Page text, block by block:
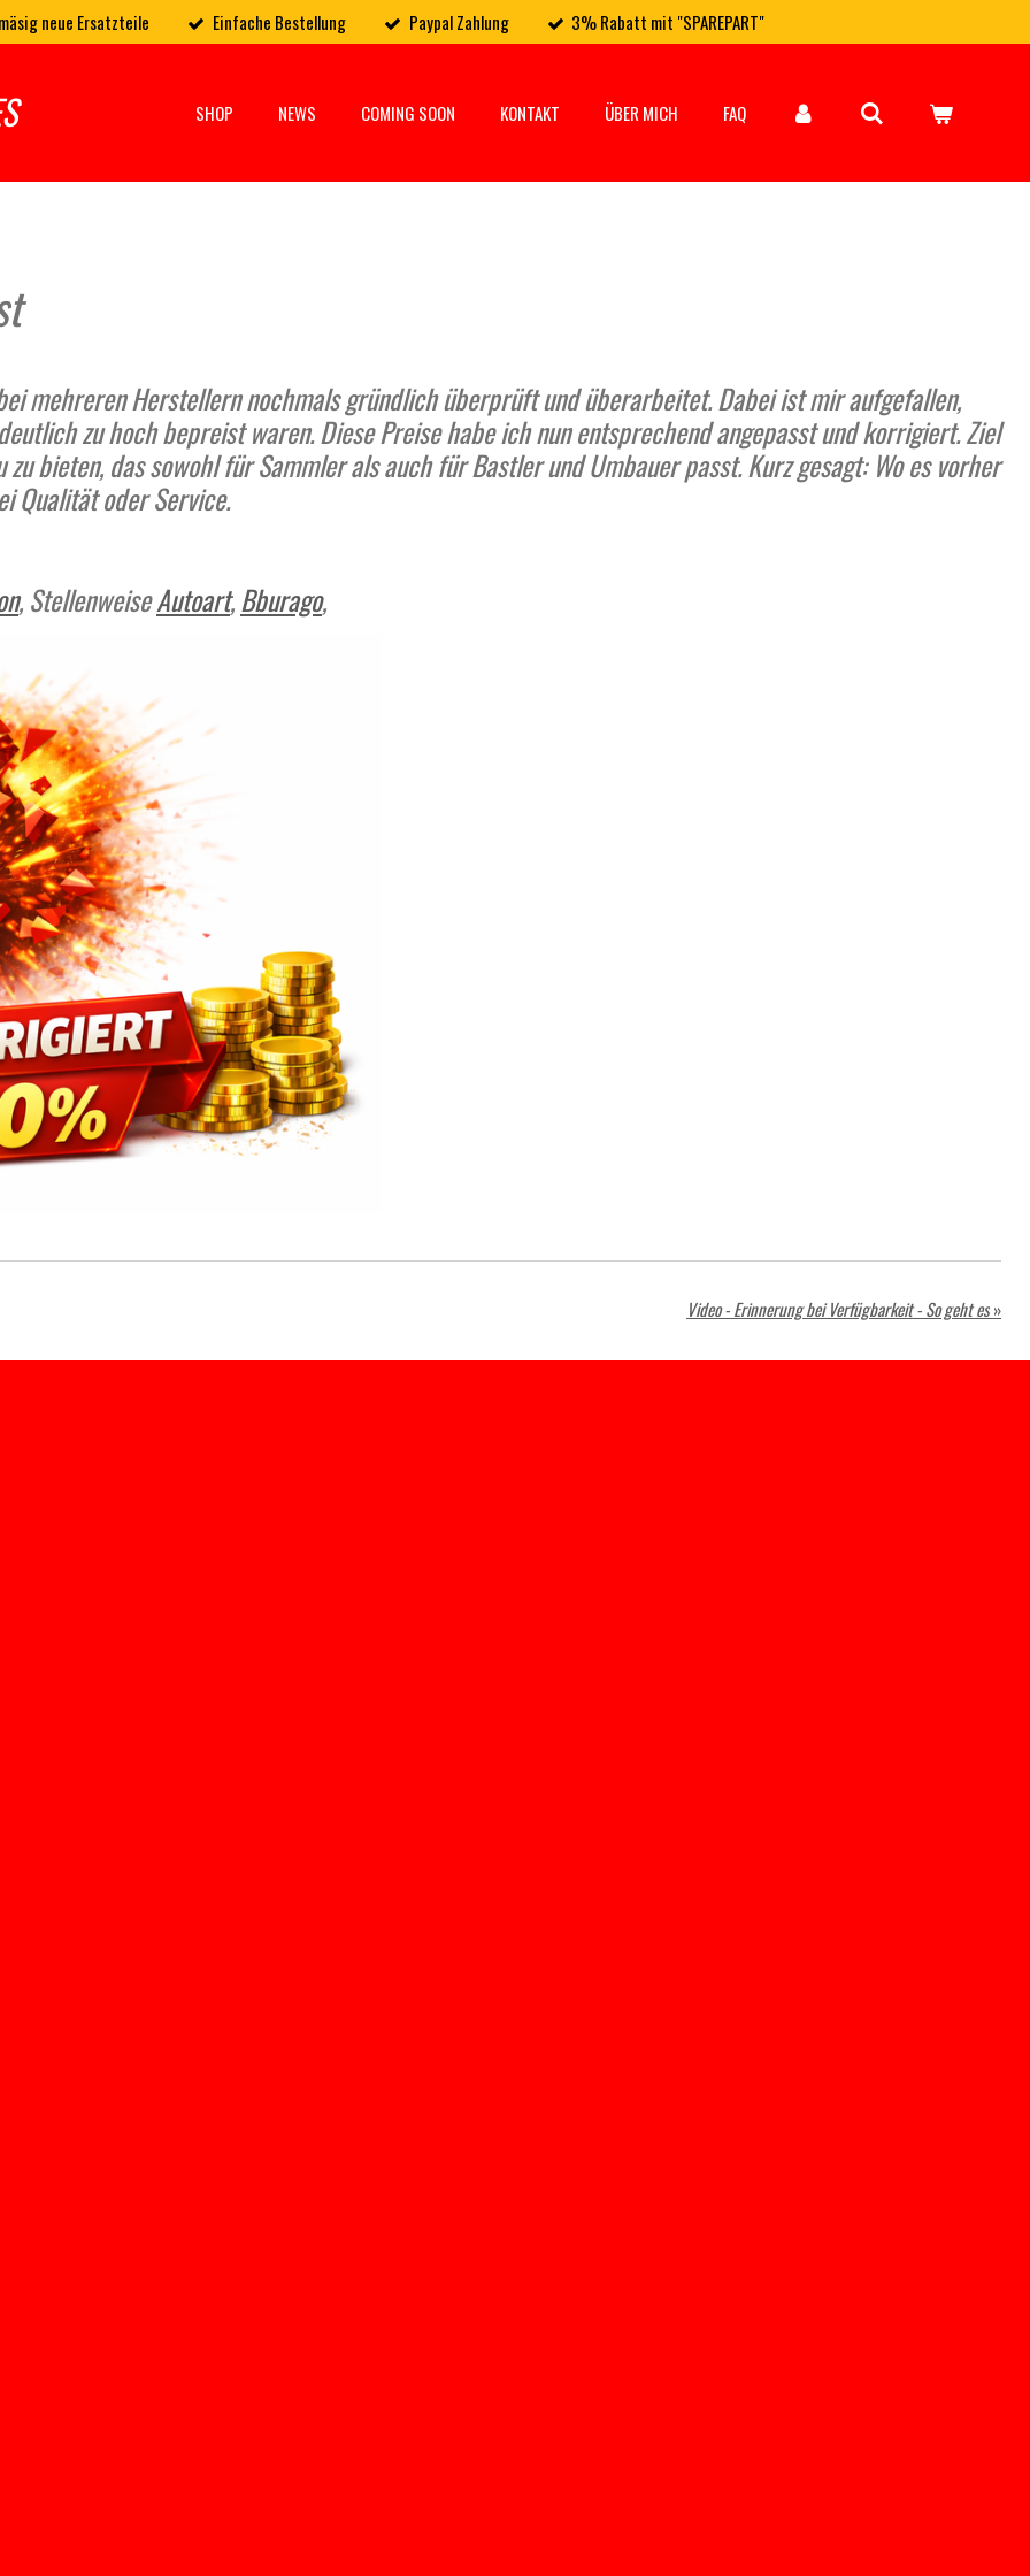
neue Ersatzteile Einfache Bestellung Paypal Zahlung 3% Rabatt mit "SPAREPART"
SHOP NEWS COMING SOON KONTAKT ÜBER MICH FAQ
mehreren Herstellern nochmals gründlich überprüft und überarbeitet. Dabei ist mir aufgefallen,
zu hoch bepreist waren. Diese Preise habe ich nun entsprechend angepasst und korrigiert. Ziel
bieten, das sowohl für Sammler als auch für Bastler und Umbauer passt. Kurz gesagt: Wo es vorher
Qualität oder Service.
, StellenweiseAutoart,Bburago,
Video - Erinnerung bei Verfügbarkeit - So geht es»